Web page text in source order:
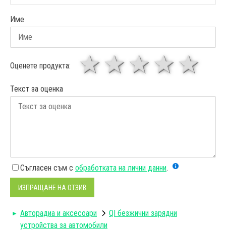
Име
Оценете продукта: 4
3
звезди
1 звезда
Текст за оценка
Съгласен съм с обработката на лични данни.
ИЗПРАЩАНЕ НА ОТЗИВ
Авторадиa и аксесоари
QI безжични зарядни
устройства за автомобили